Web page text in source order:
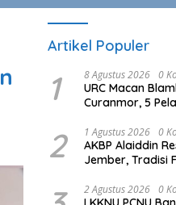
Artikel Populer
1 8 Agustus 2026 0
URC Macan
Curanmor, 5
2 1 Agustus 2026 0
AKBP Alaiddin
Jember, Tradisi
2 Agustus 2026 0